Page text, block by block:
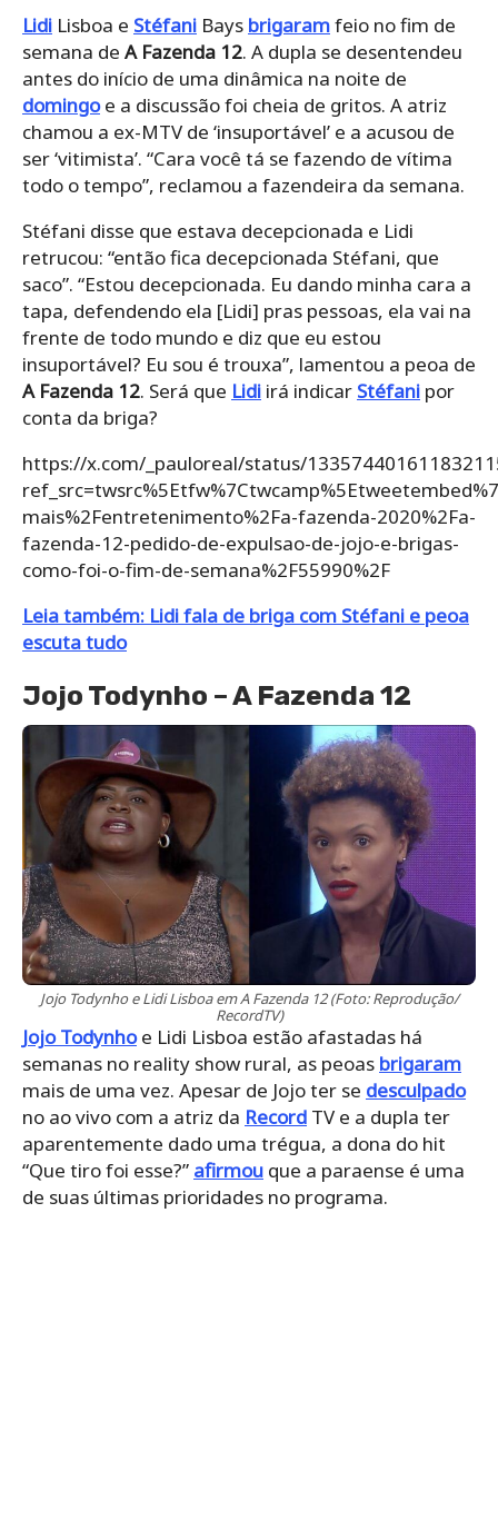
Lidi Lisboa e Stéfani Bays brigaramfeio no fim de
semana de A Fazenda 12. A dupla se desentendeu
antes do início de uma dinâmica na noite de
domingoe a discussão foi cheia de gritos. A atriz
chamou a ex-MTV de ‘insuportável’ e a acusou de
ser ‘vitimista’. “Cara você tá se fazendo de vítima
todo o tempo”, reclamou a fazendeira da semana.
Stéfani disse que estava decepcionada e Lidi
retrucou: “então fica decepcionada Stéfani, que
saco”. “Estou decepcionada. Eu dando minha cara a
tapa, defendendo ela [Lidi] pras pessoas, ela vai na
frente de todo mundo e diz que eu estou
insuportável? Eu sou é trouxa”, lamentou a peoa de
A Fazenda 12. Será que Lidi irá indicar Stéfani por
conta da briga?
https://x.com/_pauloreal/status/
mais%2Fentretenimento%2Fa-fazenda-2020%2Fa-
fazenda-12-pedido-de-expulsao-de-jojo-e-brigas-
como-foi-o-fim-de-semana%2F55990%2F
Leia também: Lidi fala de briga com Stéfani e peoa
escuta tudo
Jojo Todynho – A Fazenda 12
Jojo Todynho e Lidi Lisboa em A Fazenda 12 (Foto: Reprodução/
RecordTV)
Jojo Todynhoe Lidi Lisboa estão afastadas há
semanas no reality show rural, as peoas brigaram
mais de uma vez. Apesar de Jojo ter se desculpado
no ao vivo com a atriz da Record TV e a dupla ter
aparentemente dado uma trégua, a dona do hit
“Que tiro foi esse?” afirmou que a paraense é uma
de suas últimas prioridades no programa.